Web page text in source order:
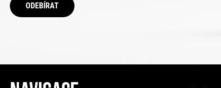
ODEBÍRAT